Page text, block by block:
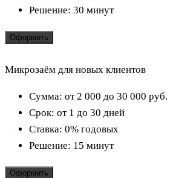
Решение: 30 минут
Оформить
Микрозаём для новых клиентов
Сумма: от 2 000 до 30 000 руб.
Срок: от 1 до 30 дней
Ставка: 0% годовых
Решение: 15 минут
Оформить